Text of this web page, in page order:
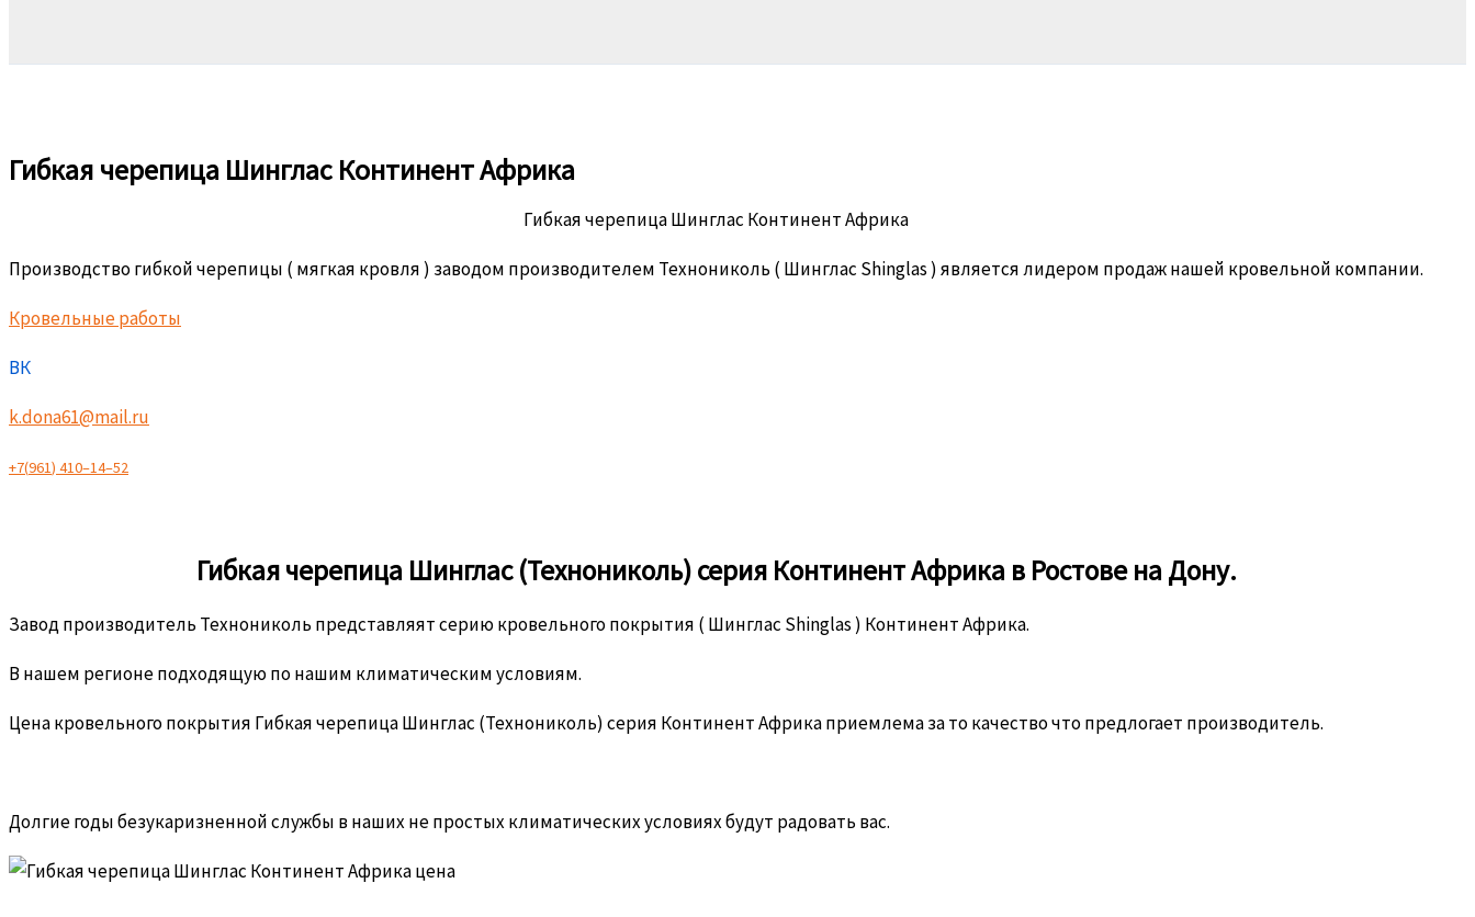
Гибкая черепица Шинглас Континент Африка
Гибкая черепица Шинглас Континент Африка
Производство гибкой черепицы ( мягкая кровля ) заводом производителем Технониколь ( Шинглас Shinglas ) является лидером продаж нашей кровельной компании.
Кровельные работы
ВК
k.dona61@mail.ru
+7(961) 410–14–52
Гибкая черепица Шинглас (Технониколь) серия Континент Африка в Ростове на Дону.
Завод производитель Технониколь представляят серию кровельного покрытия ( Шинглас Shinglas ) Континент Африка.
В нашем регионе подходящую по нашим климатическим условиям.
Цена кровельного покрытия Гибкая черепица Шинглас (Технониколь) серия Континент Африка приемлема за то качество что предлогает производитель.
Долгие годы безукаризненной службы в наших не простых климатических условиях будут радовать вас.